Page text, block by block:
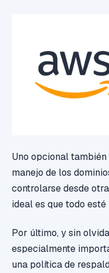
Uno opcional
manejo de los
controlarse desde
ideal es que todo
Por último, y sin
especialmente
una política de